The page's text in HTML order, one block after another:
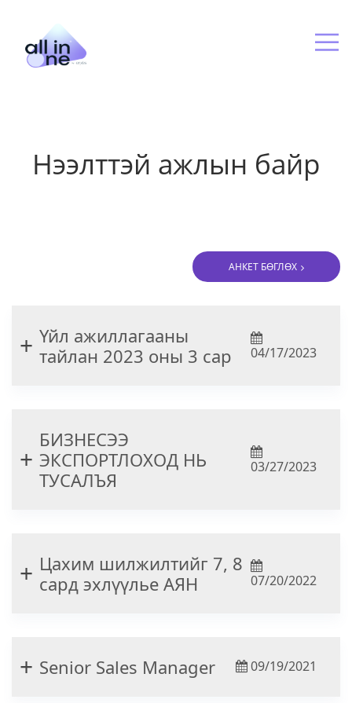
Нээлттэй ажлын байр
АНКЕТ БӨГЛӨХ
Үйл ажиллагааны
тайлан 2023 оны 3 сар
04/17/2023
БИЗНЕСЭЭ
ЭКСПОРТЛОХОД НЬ
ТУСАЛЪЯ
03/27/2023
Цахим шилжилтийг 7, 8
сард эхлүүлье АЯН
07/20/2022
Senior Sales Manager 09/19/2021